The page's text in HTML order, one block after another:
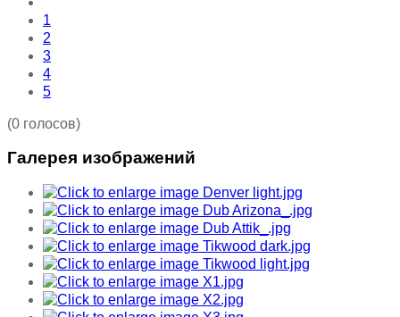
1
2
3
4
5
(0 голосов)
Галерея изображений